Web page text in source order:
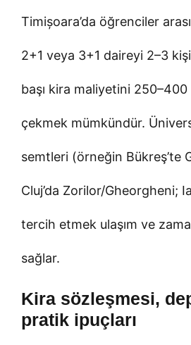
Timișoara’da öğrenciler
2+1 veya 3+1 daireyi 2–3
başı kira maliyetini 250–400
çekmek mümkündür.
semtleri (örneğin Bükreş’te
Cluj’da Zorilor/Gheorgheni;
tercih etmek ulaşım ve
sağlar.
Kira sözleşmesi,
pratik ipuçları